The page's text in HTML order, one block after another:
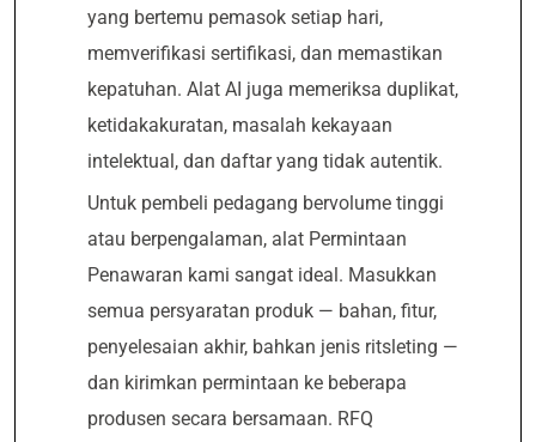
yang bertemu pemasok setiap hari,
memverifikasi sertifikasi, dan memastikan
kepatuhan. Alat AI juga memeriksa duplikat,
ketidakakuratan, masalah kekayaan
intelektual, dan daftar yang tidak autentik.
Untuk pembeli pedagang bervolume tinggi
atau berpengalaman, alat Permintaan
Penawaran kami sangat ideal. Masukkan
semua persyaratan produk — bahan, fitur,
penyelesaian akhir, bahkan jenis ritsleting —
dan kirimkan permintaan ke beberapa
produsen secara bersamaan. RFQ